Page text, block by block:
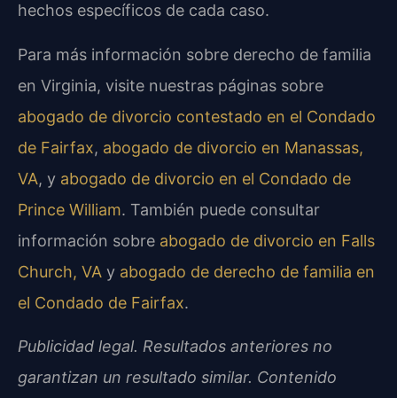
hechos específicos de cada caso.
Para más información sobre derecho de familia
en Virginia, visite nuestras páginas sobre
abogado de divorcio contestado en el Condado
de Fairfax, abogado de divorcio en Manassas,
VA, y abogado de divorcio en el Condado de
Prince William. También puede consultar
información sobre abogado de divorcio en Falls
Church, VA y abogado de derecho de familia en
el Condado de Fairfax.
Publicidad legal. Resultados anteriores no
garantizan un resultado similar. Contenido